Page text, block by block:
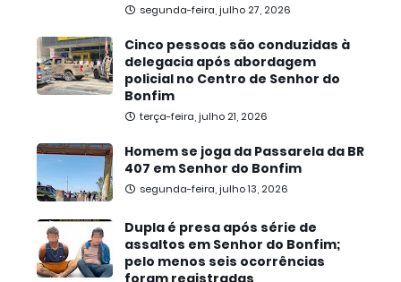
segunda-feira, julho 27, 2026
Cinco pessoas são conduzidas à
delegacia após abordagem
policial no Centro de Senhor do
Bonfim
terça-feira, julho 21, 2026
Homem se joga da Passarela da BR
407 em Senhor do Bonfim
segunda-feira, julho 13, 2026
Dupla é presa após série de
assaltos em Senhor do Bonfim;
pelo menos seis ocorrências